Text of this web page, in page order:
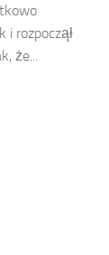
i rozpoczął
że...